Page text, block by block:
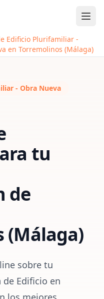
Edificio Plurifamiliar -
en Torremolinos (Málaga)
- Obra Nueva
tu
de
(Málaga)
sobre tu
Edificio en